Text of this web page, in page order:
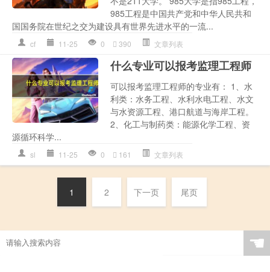
985工程是中国共产党和中华人民共和
国国务院在世纪之交为建设具有世界先进水平的一流...
cf 11-25 0 390 文章列表
什么专业可以报考监理工程师
可以报考监理工程师的专业有： 1、水
利类：水务工程、水利水电工程、水文
与水资源工程、港口航道与海岸工程。
2、化工与制药类：能源化学工程、资
源循环科学...
sl 11-25 0 161 文章列表
1 2 下一页 尾页
☚